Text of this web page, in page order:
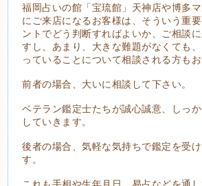
福岡占いの館「宝琉館」天神店や博多
にご来店になるお客様は、そういう重
ントでどう判断すればよいか、ご相談
すし、あまり、大きな難題がなくても
っていることについて相談される方もお
前者の場合、大いに相談して下さい。
ベテラン鑑定士たちが誠心誠意、しっ
していきます。
後者の場合、気軽な気持ちで鑑定を受
す。
これも手相や生年月日、易占などを通